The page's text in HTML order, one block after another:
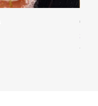
Prix
TVA